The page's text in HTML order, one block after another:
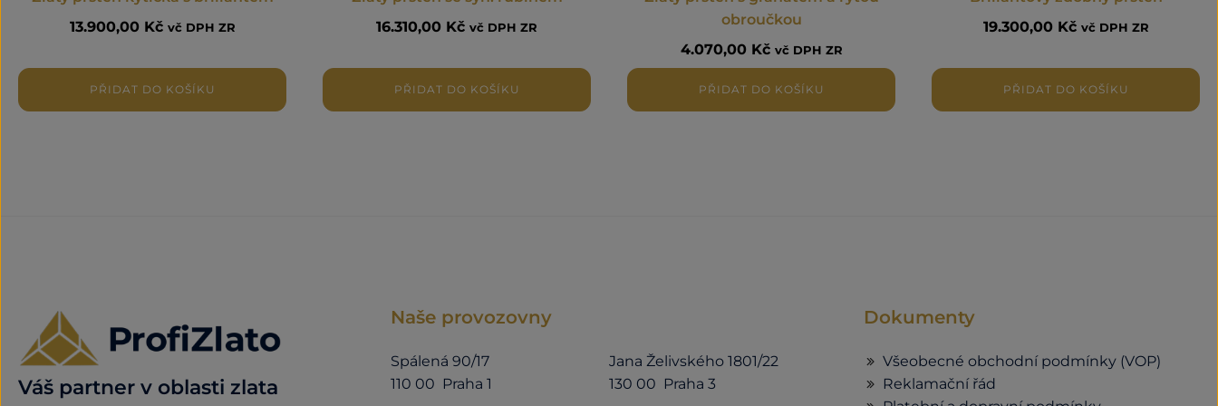
13.900,00 Kč vč DPH ZR
PŘIDAT DO KOŠÍKU
16.310,00 Kč vč DPH ZR
PŘIDAT DO KOŠÍKU
obroučkou
4.070,00 Kč vč DPH ZR
PŘIDAT DO KOŠÍKU
19.300,00 Kč vč DPH ZR
PŘIDAT DO KOŠÍKU
Váš partner v oblasti zlata
Naše provozovny
Spálená 90/17
110 00 Praha 1
Jana Želivského 1801/22
130 00 Praha 3
Dokumenty
Všeobecné obchodní podmínky (VOP)
Reklamační řád